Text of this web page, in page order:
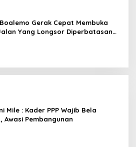
Gerak Cepat Membuka
Yang Longsor Diperbatasan
Mile : Kader PPP Wajib Bela
Awasi Pembangunan